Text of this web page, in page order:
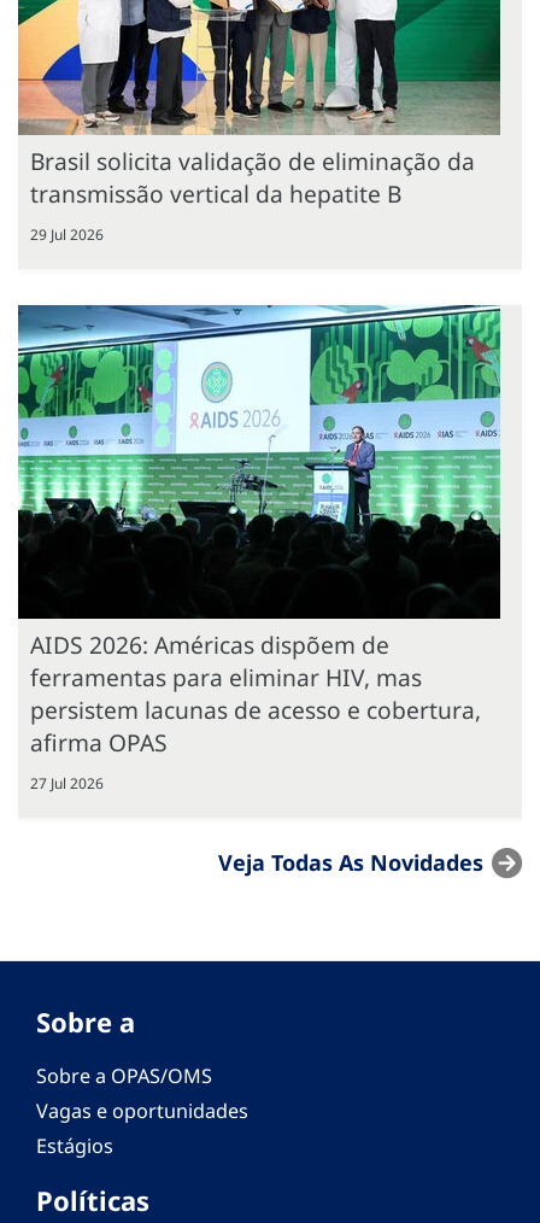
Brasil solicita validação de eliminação da
transmissão vertical da hepatite B
29 Jul 2026
AIDS 2026: Américas dispõem de
ferramentas para eliminar HIV, mas
persistem lacunas de acesso e cobertura,
afirma OPAS
27 Jul 2026
Veja Todas As Novidades
Sobre a
Sobre a OPAS/OMS
Vagas e oportunidades
Estágios
Políticas